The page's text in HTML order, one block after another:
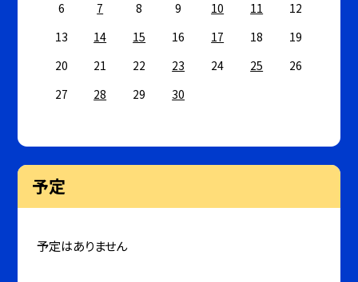
6
7 8 9 10 11
12
13
14 15 16 17 18
19
20
21 22 23 24 25
26
27
28 29 30
予定
予定はありません